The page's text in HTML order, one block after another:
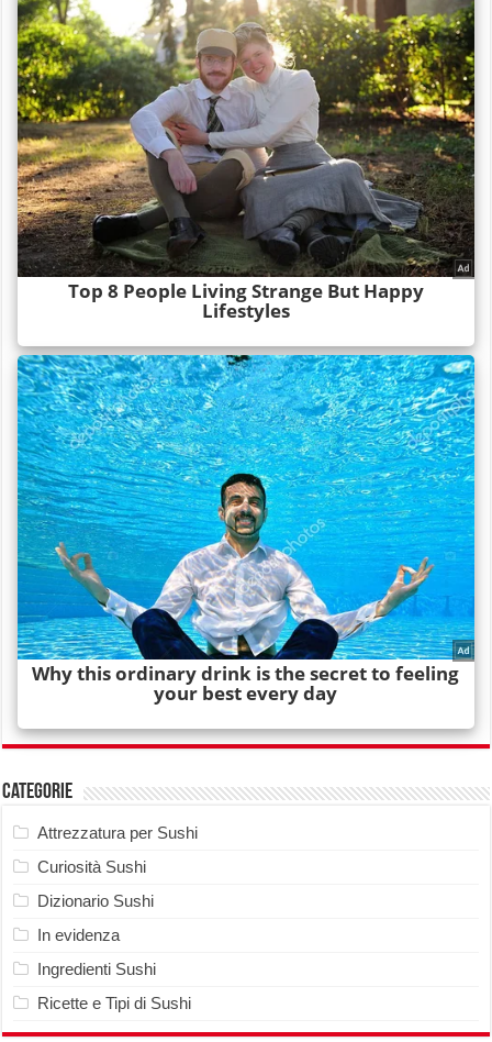
Categorie
Attrezzatura per Sushi
Curiosità Sushi
Dizionario Sushi
In evidenza
Ingredienti Sushi
Ricette e Tipi di Sushi